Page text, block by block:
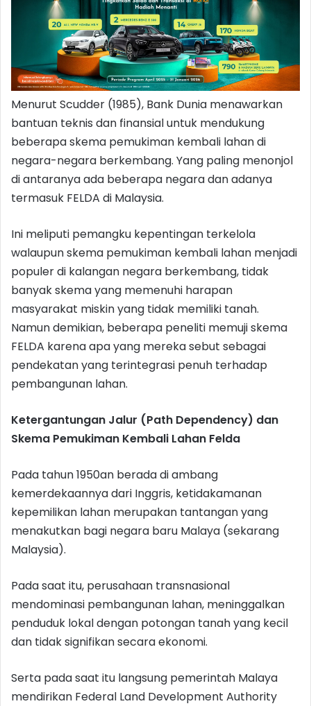
Menurut Scudder (1985), Bank Dunia menawarkan
bantuan teknis dan finansial untuk mendukung
beberapa skema pemukiman kembali lahan di
negara-negara berkembang. Yang paling menonjol
di antaranya ada beberapa negara dan adanya
termasuk FELDA di Malaysia.
Ini meliputi pemangku kepentingan terkelola
walaupun skema pemukiman kembali lahan menjadi
populer di kalangan negara berkembang, tidak
banyak skema yang memenuhi harapan
masyarakat miskin yang tidak memiliki tanah.
Namun demikian, beberapa peneliti memuji skema
FELDA karena apa yang mereka sebut sebagai
pendekatan yang terintegrasi penuh terhadap
pembangunan lahan.
Ketergantungan Jalur (Path Dependency) dan
Skema Pemukiman Kembali Lahan Felda
Pada tahun 1950an berada di ambang
kemerdekaannya dari Inggris, ketidakamanan
kepemilikan lahan merupakan tantangan yang
menakutkan bagi negara baru Malaya (sekarang
Malaysia).
Pada saat itu, perusahaan transnasional
mendominasi pembangunan lahan, meninggalkan
penduduk lokal dengan potongan tanah yang kecil
dan tidak signifikan secara ekonomi.
Serta pada saat itu langsung pemerintah Malaya
mendirikan Federal Land Development Authority